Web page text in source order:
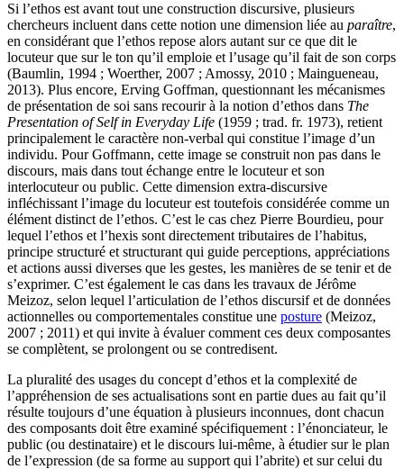
Si l’ethos est avant tout une construction discursive, plusieurs
chercheurs incluent dans cette notion une dimension liée au paraître,
en considérant que l’ethos repose alors autant sur ce que dit le
locuteur que sur le ton qu’il emploie et l’usage qu’il fait de son corps
(Baumlin, 1994 ; Woerther, 2007 ; Amossy, 2010 ; Maingueneau,
2013). Plus encore, Erving Goffman, questionnant les mécanismes
de présentation de soi sans recourir à la notion d’ethos dans The
Presentation of Self in Everyday Life (1959 ; trad. fr. 1973), retient
principalement le caractère non-verbal qui constitue l’image d’un
individu. Pour Goffmann, cette image se construit non pas dans le
discours, mais dans tout échange entre le locuteur et son
interlocuteur ou public. Cette dimension extra-discursive
infléchissant l’image du locuteur est toutefois considérée comme un
élément distinct de l’ethos. C’est le cas chez Pierre Bourdieu, pour
lequel l’ethos et l’hexis sont directement tributaires de l’habitus,
principe structuré et structurant qui guide perceptions, appréciations
et actions aussi diverses que les gestes, les manières de se tenir et de
s’exprimer. C’est également le cas dans les travaux de Jérôme
Meizoz, selon lequel l’articulation de l’ethos discursif et de données
actionnelles ou comportementales constitue une posture (Meizoz,
2007 ; 2011) et qui invite à évaluer comment ces deux composantes
se complètent, se prolongent ou se contredisent.
La pluralité des usages du concept d’ethos et la complexité de
l’appréhension de ses actualisations sont en partie dues au fait qu’il
résulte toujours d’une équation à plusieurs inconnues, dont chacun
des composants doit être examiné spécifiquement : l’énonciateur, le
public (ou destinataire) et le discours lui-même, à étudier sur le plan
de l’expression (de sa forme au support qui l’abrite) et sur celui du